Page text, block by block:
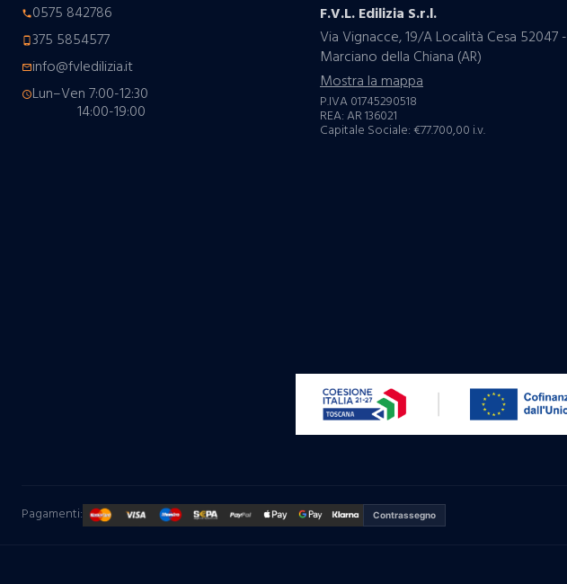
phone0575 842786
phone_android375 5854577
mail_outlineinfo@fvledilizia.it
scheduleLun–Ven 7:00-12:30
14:00-19:00
F.V.L. Edilizia S.r.l.
Via Vignacce, 19/A Località Cesa 52047 -
Marciano della Chiana (AR)
Mostra la mappa
P.IVA 01745290518
REA: AR 136021
Capitale Sociale: €77.700,00 i.v.
Pagamenti: Contrassegno